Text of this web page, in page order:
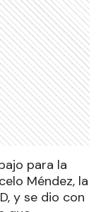
para la
Méndez, la
y se dio con